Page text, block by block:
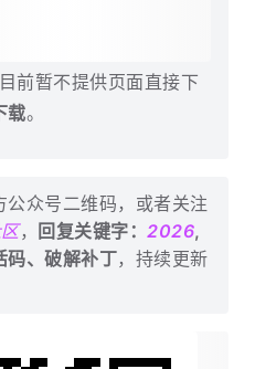
前暂不提供页面直接下
载。
众号二维码，或者关注
， 回复关键字：2026,
码、破解补丁，持续更新